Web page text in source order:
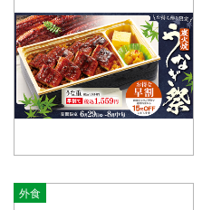
外食